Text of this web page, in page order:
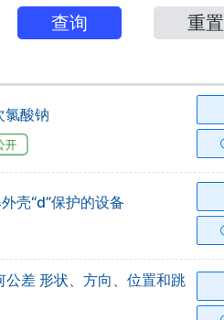
查询
重置
酸钠
开
壳“d”保护的设备
差 形状、方向、位置和跳